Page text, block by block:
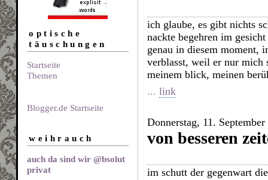
optische
täuschungen
Startseite
Themen
Blogger.de Startseite
weihrauch
auch da sind wir @bsolut
privat
ich glaube, es gibt nichts
nackte begehren im
genau in diesem moment,
verblasst, weil er nur
meinem blick, meinen
... link
Donnerstag, 11. September
von besseren
im schutt der gegenwart